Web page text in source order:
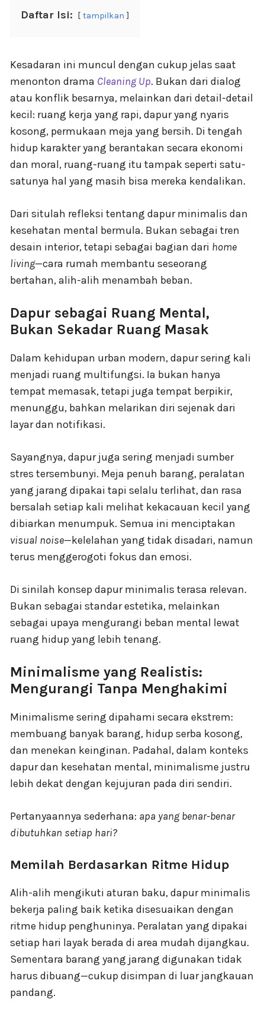
Daftar Isi: tampilkan
Kesadaran ini muncul dengan cukup jelas saat
menonton drama Cleaning Up. Bukan dari dialog
atau konflik besarnya, melainkan dari detail-detail
kecil: ruang kerja yang rapi, dapur yang nyaris
kosong, permukaan meja yang bersih. Di tengah
hidup karakter yang berantakan secara ekonomi
dan moral, ruang-ruang itu tampak seperti satu-
satunya hal yang masih bisa mereka kendalikan.
Dari situlah refleksi tentang dapur minimalis dan
kesehatan mental bermula. Bukan sebagai tren
desain interior, tetapi sebagai bagian dari home
living—cara rumah membantu seseorang
bertahan, alih-alih menambah beban.
Dapur sebagai Ruang Mental,
Bukan Sekadar Ruang Masak
Dalam kehidupan urban modern, dapur sering kali
menjadi ruang multifungsi. Ia bukan hanya
tempat memasak, tetapi juga tempat berpikir,
menunggu, bahkan melarikan diri sejenak dari
layar dan notifikasi.
Sayangnya, dapur juga sering menjadi sumber
stres tersembunyi. Meja penuh barang, peralatan
yang jarang dipakai tapi selalu terlihat, dan rasa
bersalah setiap kali melihat kekacauan kecil yang
dibiarkan menumpuk. Semua ini menciptakan
visual noise—kelelahan yang tidak disadari, namun
terus menggerogoti fokus dan emosi.
Di sinilah konsep dapur minimalis terasa relevan.
Bukan sebagai standar estetika, melainkan
sebagai upaya mengurangi beban mental lewat
ruang hidup yang lebih tenang.
Minimalisme yang Realistis:
Mengurangi Tanpa Menghakimi
Minimalisme sering dipahami secara ekstrem:
membuang banyak barang, hidup serba kosong,
dan menekan keinginan. Padahal, dalam konteks
dapur dan kesehatan mental, minimalisme justru
lebih dekat dengan kejujuran pada diri sendiri.
Pertanyaannya sederhana: apa yang benar-benar
dibutuhkan setiap hari?
Memilah Berdasarkan Ritme Hidup
Alih-alih mengikuti aturan baku, dapur minimalis
bekerja paling baik ketika disesuaikan dengan
ritme hidup penghuninya. Peralatan yang dipakai
setiap hari layak berada di area mudah dijangkau.
Sementara barang yang jarang digunakan tidak
harus dibuang—cukup disimpan di luar jangkauan
pandang.